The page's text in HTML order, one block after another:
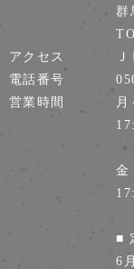
群
アクセス
電話番号
営業時間
月
金
■
6